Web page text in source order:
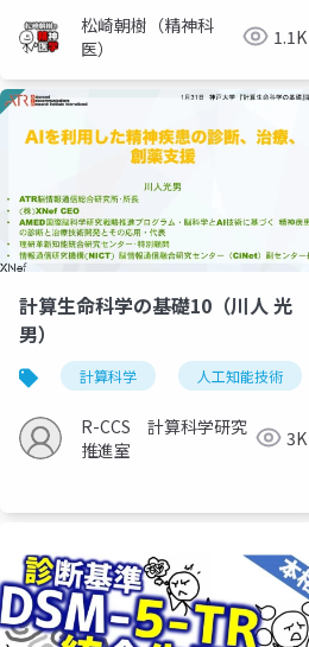
松崎朝樹（精神科
医）
1.1K
計算生命科学の基礎10（川人 光
男）
計算科学 人工知能技術
R-CCS 計算科学研究
推進室
3K